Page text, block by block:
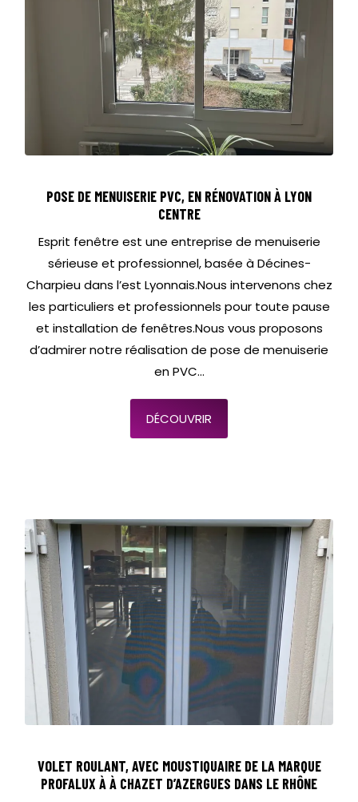
POSE DE MENUISERIE PVC, EN RÉNOVATION À LYON
CENTRE
Esprit fenêtre est une entreprise de menuiserie
sérieuse et professionnel, basée à Décines-
Charpieu dans l’est Lyonnais.Nous intervenons chez
les particuliers et professionnels pour toute pause
et installation de fenêtres.Nous vous proposons
d’admirer notre réalisation de pose de menuiserie
en PVC...
DÉCOUVRIR
VOLET ROULANT, AVEC MOUSTIQUAIRE DE LA MARQUE
PROFALUX À À CHAZET D’AZERGUES DANS LE RHÔNE